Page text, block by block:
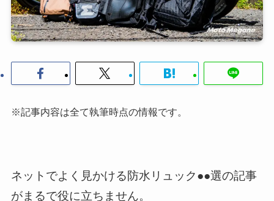
※記事内容は全て執筆時点の情報です。
ネットでよく見かける防水リュック●●選の記事
がまるで役に立ちません。